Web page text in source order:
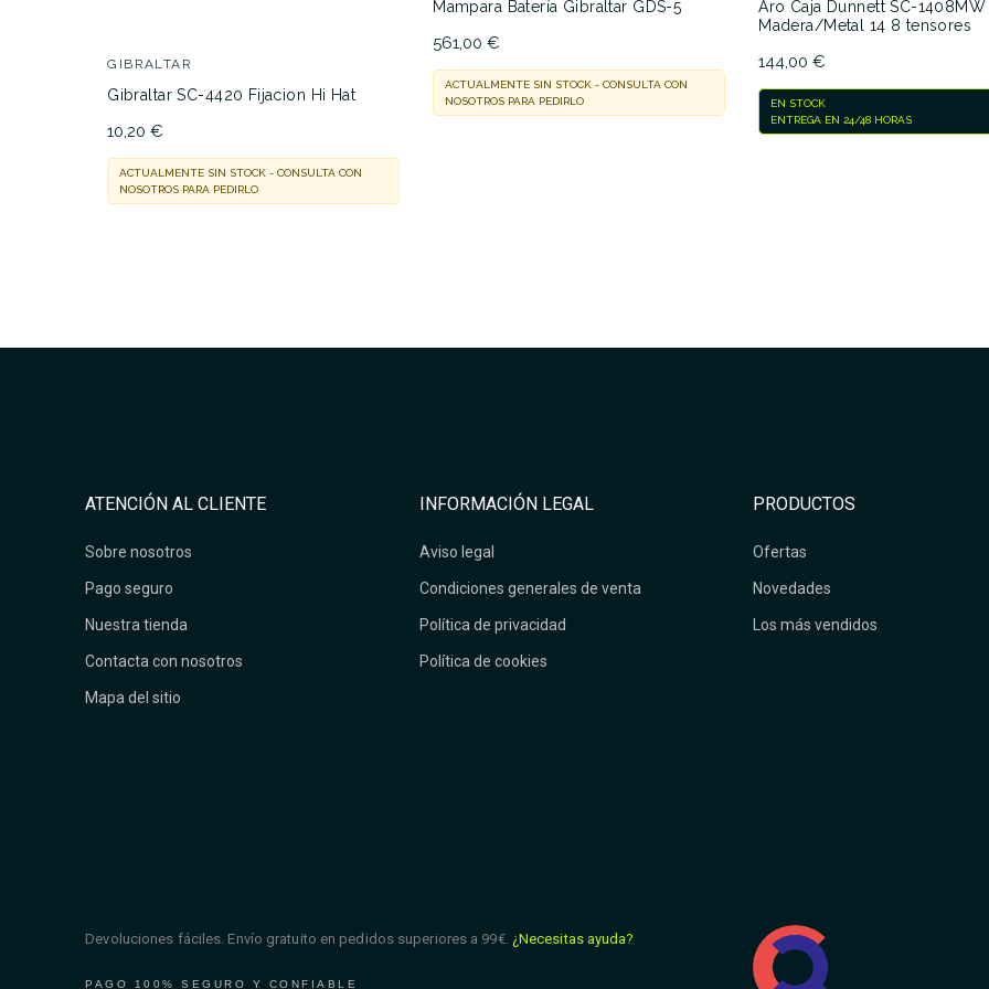
GIBRALTAR
Gibraltar SC-4420 Fijacion Hi Hat
10,20 €
ACTUALMENTE SIN STOCK - CONSULTA CON
NOSOTROS PARA PEDIRLO
Mampara Batería Gibraltar GDS-5
561,00 €
ACTUALMENTE SIN STOCK - CONSULTA CON
NOSOTROS PARA PEDIRLO
Aro Caja Dunnett SC-1408MW
Madera/Metal 14 8 tensores
144,00 €
EN STOCK
ENTREGA EN 24/48 HORAS
ATENCIÓN AL CLIENTE
Sobre nosotros
Pago seguro
Nuestra tienda
Contacta con nosotros
Mapa del sitio
INFORMACIÓN LEGAL
Aviso legal
Condiciones generales de venta
Política de privacidad
Política de cookies
PRODUCTOS
Ofertas
Novedades
Los más vendidos
Devoluciones fáciles. Envío gratuito en pedidos superiores a 99€. ¿Necesitas ayuda?
PAGO 100% SEGURO Y CONFIABLE